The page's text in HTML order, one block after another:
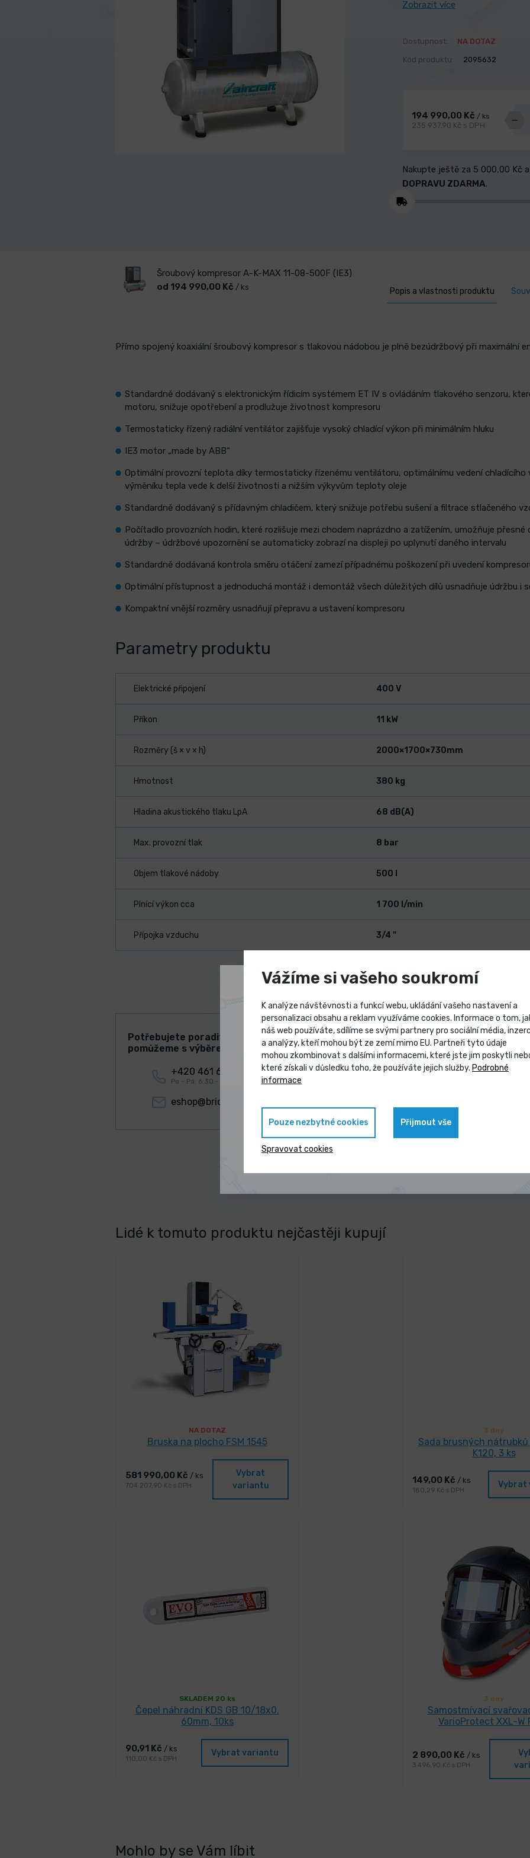
Zobrazit více
Dostupnost: NA DOTAZ
Kód produktu: 2095632
194 990,00 Kč / ks
235 937,90 Kč s DPH
Nakupte ještě za 5 000,00 Kč
DOPRAVU ZDARMA.
Šroubový kompresor A-K-MAX 11-08-500F (IE3)
od 194 990,00 Kč / ks Popis a vlastnosti produktu
Přímo spojený koaxiální šroubový kompresor s tlakovou nádobou je plně bezúdržbový při maximální
Standardně dodávaný s elektronickým řídicím systémem ET IV s ovládáním tlakového senzoru,
motoru, snižuje opotřebení a prodlužuje životnost kompresoru
Termostaticky řízený radiální ventilátor zajišťuje vysoký chladící výkon při minimálním hluku
IE3 motor „made by ABB“
Optimální provozní teplota díky termostaticky řízenému ventilátoru, optimálnímu vedení chladícího
výměníku tepla vede k delší životnosti a nižším výkyvům teploty oleje
Standardně dodávaný s přídavným chladičem, který snižuje potřebu sušení a filtrace stlačeného
Počítadlo provozních hodin, které rozlišuje mezi chodem naprázdno a zatížením, umožňuje přesné
údržby – údržbové upozornění se automaticky zobrazí na displeji po uplynutí daného intervalu
Standardně dodávaná kontrola směru otáčení zamezí případnému poškození při uvedení
Optimální přístupnost a jednoduchá montáž i demontáž všech důležitých dílů usnadňuje údržbu i
Kompaktní vnější rozměry usnadňují přepravu a ustavení kompresoru
Parametry produktu
Elektrické připojení 400 V
Příkon 11 kW
Rozměry (š × v × h) 2000×1700×730mm
Hmotnost 380 kg
Hladina akustického tlaku LpA 68 dB(A)
Max. provozní tlak 8 bar
Objem tlakové nádoby 500 l
Plnící výkon cca 1 700 l/min
Přípojka vzduchu 3/4 "
Potřebujete poradit? Rádi Vám
pomůžeme s výběrem!
+420 461 634 161
Po - Pá: 6:30 - 15:00 hod.
eshop@briol.cz
Lidé k tomuto produktu nejčastěji kupují
NA DOTAZ
Bruska na plocho FSM 1545
581 990,00 Kč / ks
704 207,90 Kč s DPH
Vybrat
variantu
3 dny
Sada brusných
K120, 3 ks
149,00 Kč / ks
180,29 Kč s DPH
Vybrat
SKLADEM 20 ks
Čepel náhradní KDS GB 10/18x0.
60mm, 10ks
90,91 Kč / ks
110,00 Kč s DPH
Vybrat variantu
3 dny
Samostmívací
VarioProtect XXL-W
2 890,00 Kč / ks
3 496,90 Kč s DPH
Mohlo by se Vám líbit
Vážíme si vašeho soukromí
K analýze návštěvnosti a funkcí webu, ukládání vašeho nastavení a
personalizaci obsahu a reklam využíváme cookies. Informace o tom,
náš web používáte, sdílíme se svými partnery pro sociální média,
a analýzy, kteří mohou být ze zemí mimo EU. Partneři tyto údaje
mohou zkombinovat s dalšími informacemi, které jste jim poskytli
které získali v důsledku toho, že používáte jejich služby. Podrobné
informace
Pouze nezbytné cookies Přijmout vše
Spravovat cookies
Výprodej skladových